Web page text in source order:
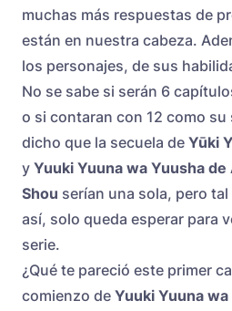
muchas más respuestas de
están en nuestra cabeza.
los personajes, de sus
No se sabe si serán 6
o si contaran con 12 como su
dicho que la secuela de Yūki
y Yuuki Yuuna wa Yuusha
Shou serían una sola, pero
así, solo queda esperar para
serie.
¿Qué te pareció este primer
comienzo de Yuuki Yuuna